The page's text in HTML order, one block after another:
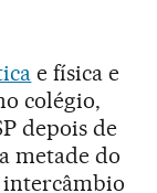
e física e
colégio,
depois de
metade do